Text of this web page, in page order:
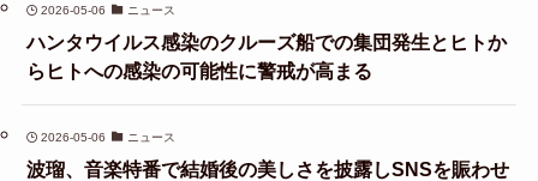
2026-05-06 ニュース
ハンタウイルス感染のクルーズ船での集団発生とヒトか
らヒトへの感染の可能性に警戒が高まる
2026-05-06 ニュース
波瑠、音楽特番で結婚後の美しさを披露しSNSを賑わせ